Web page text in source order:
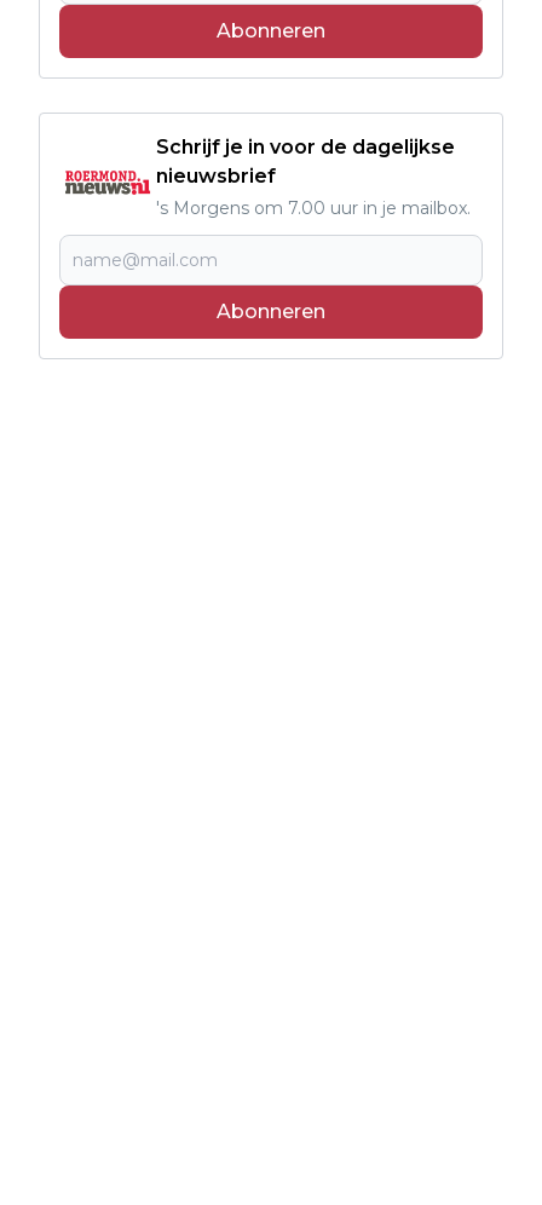
Abonneren
Schrijf je in voor de dagelijkse
nieuwsbrief
's Morgens om 7.00 uur in je mailbox.
Abonneren